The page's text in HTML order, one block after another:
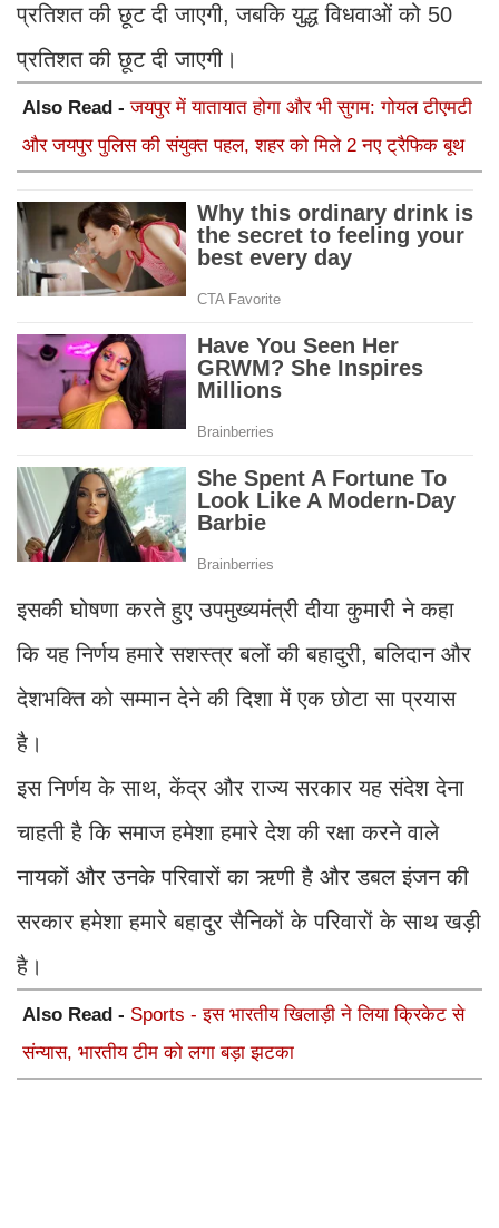
प्रतिशत की छूट दी जाएगी, जबकि युद्ध विधवाओं को 50
प्रतिशत की छूट दी जाएगी।
Also Read -जयपुर में यातायात होगा और भी सुगम: गोयल टीएमटी
और जयपुर पुलिस की संयुक्त पहल, शहर को मिले 2 नए ट्रैफिक बूथ
इसकी घोषणा करते हुए उपमुख्यमंत्री दीया कुमारी ने कहा
कि यह निर्णय हमारे सशस्त्र बलों की बहादुरी, बलिदान और
देशभक्ति को सम्मान देने की दिशा में एक छोटा सा प्रयास
है।
इस निर्णय के साथ, केंद्र और राज्य सरकार यह संदेश देना
चाहती है कि समाज हमेशा हमारे देश की रक्षा करने वाले
नायकों और उनके परिवारों का ऋणी है और डबल इंजन की
सरकार हमेशा हमारे बहादुर सैनिकों के परिवारों के साथ खड़ी
है।
Also Read - Sports - इस भारतीय खिलाड़ी ने लिया क्रिकेट से
संन्यास, भारतीय टीम को लगा बड़ा झटका